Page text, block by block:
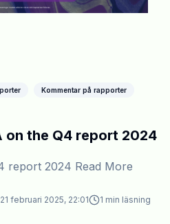
Kommentar på rapporter
on the Q4 report 2024
report 2024 Read More
21 februari 2025, 22:01 1 min läsning